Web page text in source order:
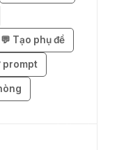
2026
1 tháng
Plus miễn
VPN Mexico
2026
💬 Tạo phụ đề
prompt